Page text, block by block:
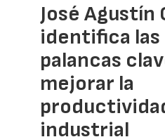
José Agustín
identifica
palancas
mejorar la
industrial